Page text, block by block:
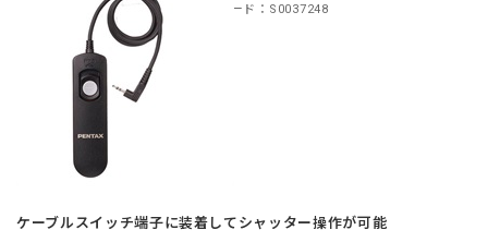
商品コード：S0037248
ケーブルスイッチ端子に装着してシャッター操作が可能